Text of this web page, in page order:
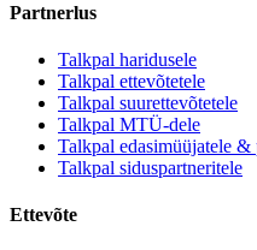
Partnerlus
Talkpal haridusele
Talkpal ettevõtetele
Talkpal suurettevõtetele
Talkpal MTÜ-dele
Talkpal edasimüüjatele &
Talkpal siduspartneritele
Ettevõte